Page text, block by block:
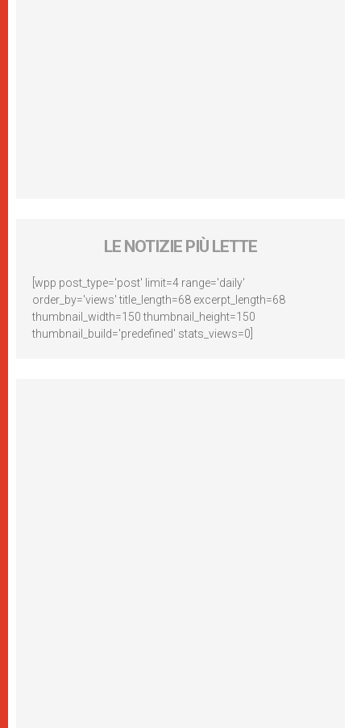
LE NOTIZIE PIÙ LETTE
[wpp post_type='post' limit=4 range='daily'
order_by='views' title_length=68 excerpt_length=68
thumbnail_width=150 thumbnail_height=150
thumbnail_build='predefined' stats_views=0]